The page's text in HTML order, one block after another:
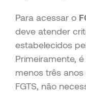
Para acessar o
deve atender
estabelecidos
Primeiramente,
menos três
FGTS, não